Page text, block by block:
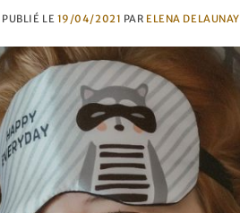
PUBLIÉ LE 19/04/2021 PAR ELENA DELAUNAY